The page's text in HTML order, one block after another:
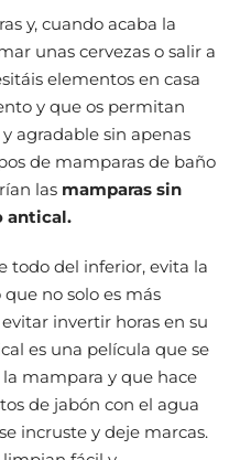
y, cuando acaba la
unas cervezas o salir a
elementos en casa
y que os permitan
agradable sin apenas
de mamparas de baño
las mamparas sin
antical.
todo del inferior, evita la
no solo es más
invertir horas en su
es una película que se
mampara y que hace
de jabón con el agua
incruste y deje marcas.